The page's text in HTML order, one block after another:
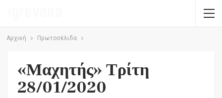
Αρχική Πρωτοσέλιδα
«Μαχητής» Τρίτη
28/01/2020